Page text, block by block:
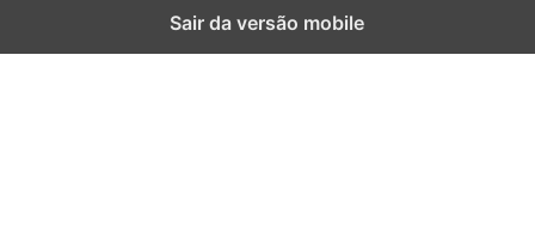
Sair da versão mobile